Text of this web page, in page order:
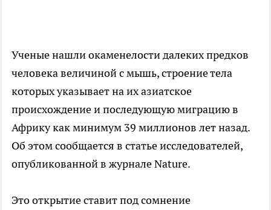
Ученые нашли окаменелости далеких предков
человека величиной с мышь, строение тела
которых указывает на их азиатское
происхождение и последующую миграцию в
Африку как минимум 39 миллионов лет назад.
Об этом сообщается в статье исследователей,
опубликованной в журнале Nature.
Это открытие ставит под сомнение